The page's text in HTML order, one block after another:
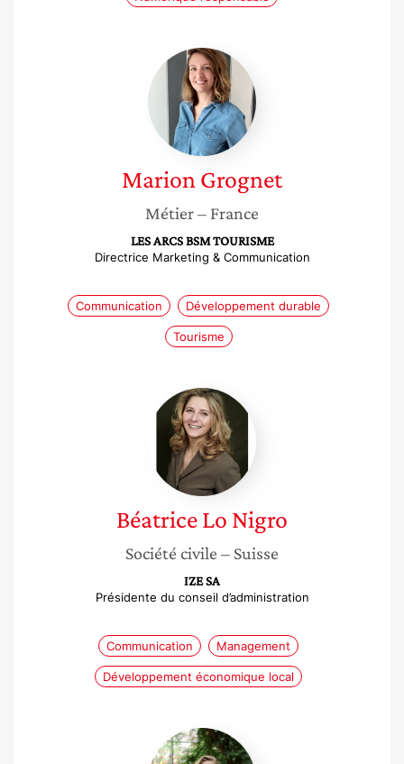
Marion
Grognet
Marion Grognet
Métier– France
LES ARCS BSM TOURISME
Directrice Marketing & Communication
Communication Développement durable
Tourisme
Béatrice
Lo
Nigro
BéatriceLo Nigro
Société civile – Suisse
IZE SA
Présidente du conseil d’administration
Communication Management
Développement économique local
Manon
Fargelat